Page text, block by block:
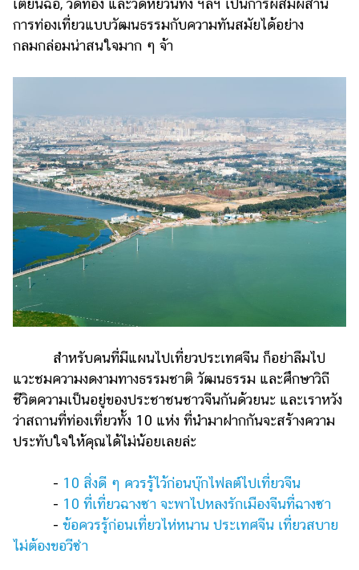
การท่องเที่ยวแบบวัฒนธรรมกับความทันสมัยได้อย่าง
กลมกล่อมน่าสนใจมาก ๆ จ้า
สำหรับคนที่มีแผนไปเที่ยวประเทศจีน ก็อย่าลืมไป
แวะชมความงดงามทางธรรมชาติ วัฒนธรรม และศึกษาวิถี
ชีวิตความเป็นอยู่ของประชาชนชาวจีนกันด้วยนะ และเราหวัง
ว่าสถานที่ท่องเที่ยวทั้ง 10 แห่ง ที่นำมาฝากกันจะสร้างความ
ประทับใจให้คุณได้ไม่น้อยเลยล่ะ
- 10 สิ่งดี ๆ ควรรู้ไว้ก่อนบุ๊กไฟลต์ไปเที่ยวจีน
- 10 ที่เที่ยวฉางซา จะพาไปหลงรักเมืองจีนที่ฉางซา
- ข้อควรรู้ก่อนเที่ยวไห่หนาน ประเทศจีน เที่ยวสบาย
ไม่ต้องขอวีซ่า